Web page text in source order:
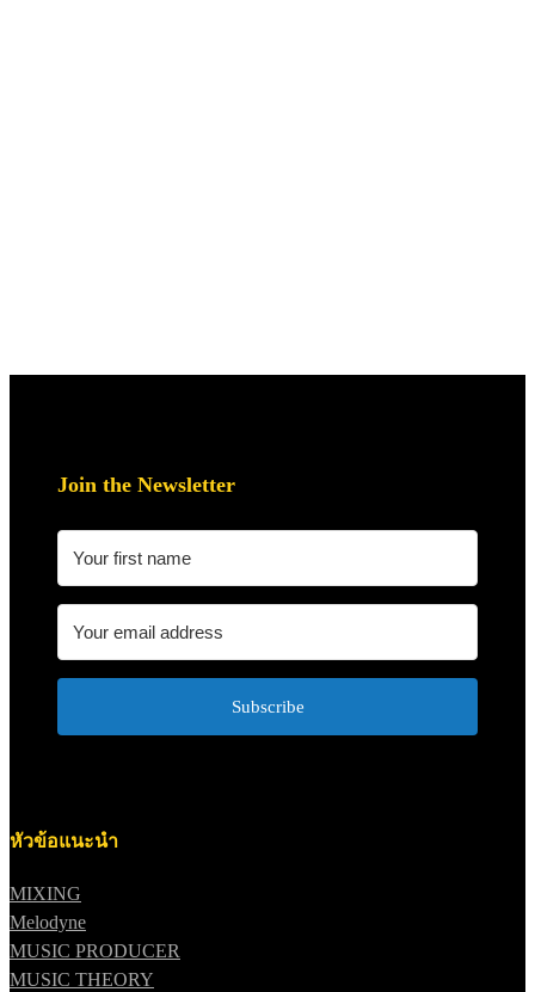
Join the Newsletter
Subscribe
หัวข้อแนะนำ
MIXING
Melodyne
MUSIC PRODUCER
MUSIC THEORY